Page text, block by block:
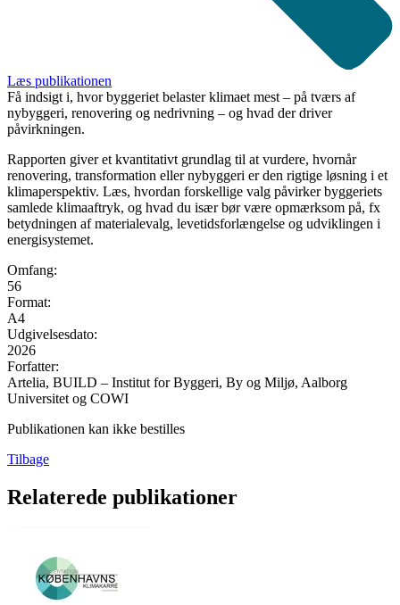
Læs publikationen
Få indsigt i, hvor byggeriet belaster klimaet mest – på tværs af
nybyggeri, renovering og nedrivning – og hvad der driver
påvirkningen.
Rapporten giver et kvantitativt grundlag til at vurdere, hvornår
renovering, transformation eller nybyggeri er den rigtige løsning i et
klimaperspektiv. Læs, hvordan forskellige valg påvirker byggeriets
samlede klimaaftryk, og hvad du især bør være opmærksom på, fx
betydningen af materialevalg, levetidsforlængelse og udviklingen i
energisystemet.
Omfang:
56
Format:
A4
Udgivelsesdato:
2026
Forfatter:
Artelia, BUILD – Institut for Byggeri, By og Miljø, Aalborg
Universitet og COWI
Publikationen kan ikke bestilles
Tilbage
Relaterede publikationer